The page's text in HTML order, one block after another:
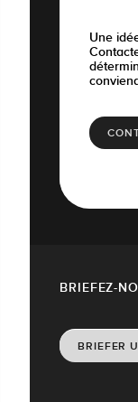
Une
BRIEFEZ-
BRIEFER